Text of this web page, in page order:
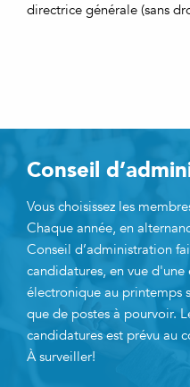
directrice générale (sans
Conseil
Vous choisissez les
Chaque année, en
Conseil d’administration
candidatures, en vue
électronique au printemps
que de postes à pourvoir.
candidatures est prévu au
À surveiller!